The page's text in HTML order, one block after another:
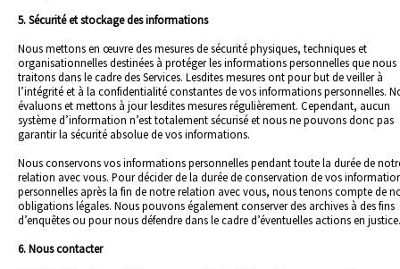
5. Sécurité et stockage des informations
Nous mettons en œuvre des mesures de sécurité physiques, techniques et
organisationnelles destinées à protéger les informations personnelles que nous
traitons dans le cadre des Services. Lesdites mesures ont pour but de veiller à
l’intégrité et à la confidentialité constantes de vos informations personnelles.
évaluons et mettons à jour lesdites mesures régulièrement. Cependant, aucun
système d’information n’est totalement sécurisé et nous ne pouvons donc pas
garantir la sécurité absolue de vos informations.
Nous conservons vos informations personnelles pendant toute la durée de
relation avec vous. Pour décider de la durée de conservation de vos
personnelles après la fin de notre relation avec vous, nous tenons compte de
obligations légales. Nous pouvons également conserver des archives à des fins
d’enquêtes ou pour nous défendre dans le cadre d’éventuelles actions en justice.
6. Nous contacter